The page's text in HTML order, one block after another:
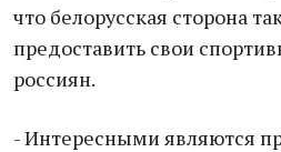
что белорусская сторона
предоставить свои
россиян.
- Интересными являются